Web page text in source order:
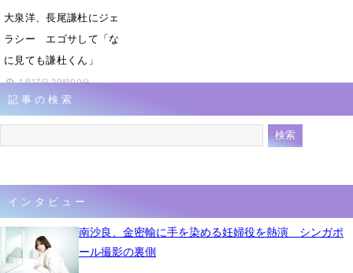
大泉洋、長尾謙杜にジェ
ラシー エゴサして「な
に見ても謙杜くん」
1月17日 20時00分
記事の検索
インタビュー
南沙良、金密輸に手を染める妊婦役を熱演 シンガポ
ール撮影の裏側